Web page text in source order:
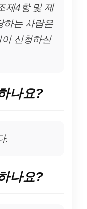
제4항 및 제
하는 사람은
신청하실
나요?
.
나요?